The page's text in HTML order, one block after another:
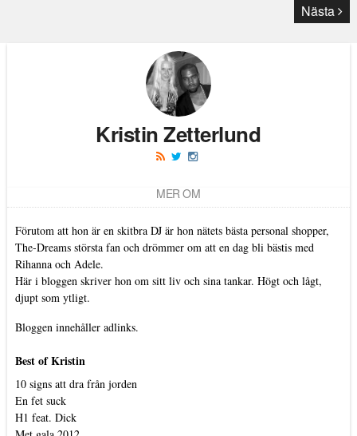
Nästa
Kristin Zetterlund
MER OM
Förutom att hon är en skitbra DJ är hon nätets bästa personal shopper,
The-Dreams största fan och drömmer om att en dag bli bästis med
Rihanna och Adele.
Här i bloggen skriver hon om sitt liv och sina tankar. Högt och lågt,
djupt som ytligt.
Bloggen innehåller adlinks.
Best of Kristin
10 signs att dra från jorden
En fet suck
H1 feat. Dick